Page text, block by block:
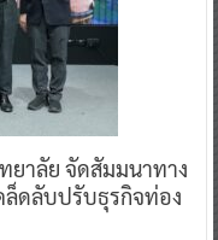
าลัย จัดสัมมนาทาง
ล็ดลับปรับธุรกิจท่อง